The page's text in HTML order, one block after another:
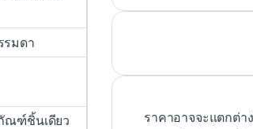
ราคาอาจจะแตกต่า
รมดา
ณฑ์ชิ้นเดียว